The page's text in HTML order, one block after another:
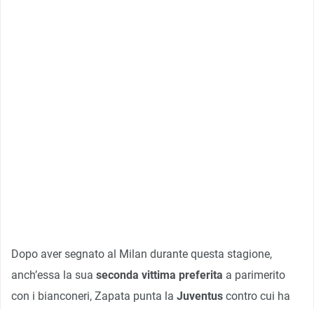
Dopo aver segnato al Milan durante questa stagione,
anch’essa la sua seconda vittima preferita a parimerito
con i bianconeri, Zapata punta la Juventus contro cui ha